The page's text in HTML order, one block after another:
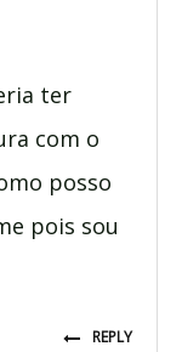
ter
com o
posso
pois sou
REPLY